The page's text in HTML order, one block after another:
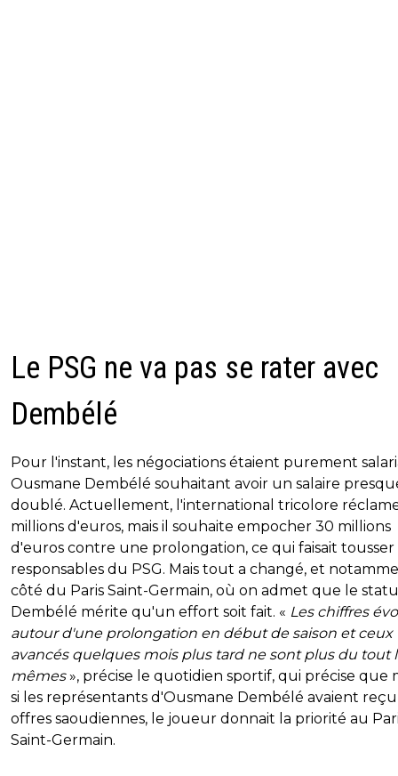
Le PSG ne va pas se rater avec
Dembélé
Pour l'instant, les négociations étaient purement
Ousmane Dembélé souhaitant avoir un salaire
doublé. Actuellement, l'international tricolore
millions d'euros, mais il souhaite empocher 30 millions
d'euros contre une prolongation, ce qui faisait tousser
responsables du PSG. Mais tout a changé, et
côté du Paris Saint-Germain, où on admet que le
Dembélé mérite qu'un effort soit fait. « Les chiffres
autour d'une prolongation en début de saison et ceux
avancés quelques mois plus tard ne sont plus du tout
mêmes», précise le quotidien sportif, qui précise que
si les représentants d'Ousmane Dembélé avaient
offres saoudiennes, le joueur donnait la priorité au
Saint-Germain.